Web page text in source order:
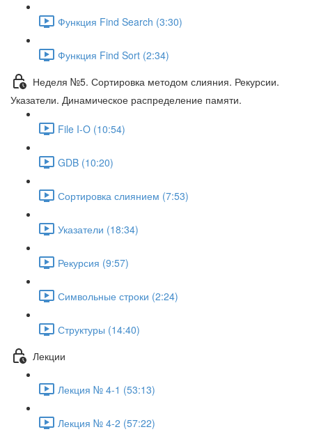
Функция Find Search (3:30)
Функция Find Sort (2:34)
Неделя №5. Сортировка методом слияния. Рекурсии.
Указатели. Динамическое распределение памяти.
File I-O (10:54)
GDB (10:20)
Сортировка слиянием (7:53)
Указатели (18:34)
Рекурсия (9:57)
Символьные строки (2:24)
Структуры (14:40)
Лекции
Лекция № 4-1 (53:13)
Лекция № 4-2 (57:22)